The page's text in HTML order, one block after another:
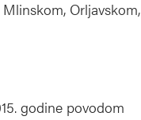
Orljavskom,
godine povodom